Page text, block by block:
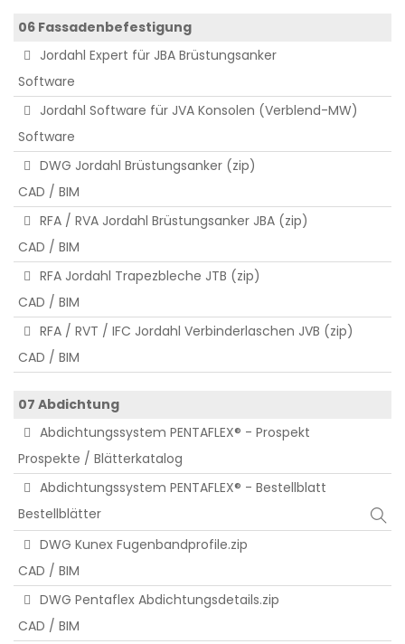
06 Fassadenbefestigung
Jordahl Expert für JBA Brüstungsanker
Software
Jordahl Software für JVA Konsolen (Verblend-MW)
Software
DWG Jordahl Brüstungsanker (zip)
CAD / BIM
RFA / RVA Jordahl Brüstungsanker JBA (zip)
CAD / BIM
RFA Jordahl Trapezbleche JTB (zip)
CAD / BIM
RFA / RVT / IFC Jordahl Verbinderlaschen JVB (zip)
CAD / BIM
07 Abdichtung
Abdichtungssystem PENTAFLEX® - Prospekt
Prospekte / Blätterkatalog
Abdichtungssystem PENTAFLEX® - Bestellblatt
Bestellblätter
DWG Kunex Fugenbandprofile.zip
CAD / BIM
DWG Pentaflex Abdichtungsdetails.zip
CAD / BIM